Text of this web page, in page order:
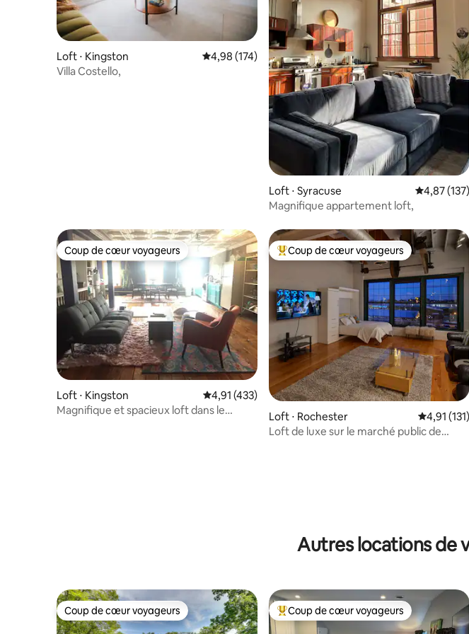
Loft ⋅ Kingston Évaluation moyenne sur la base de 174 commentaires
4,98 (174)
Villa Costello,
Loft ⋅ Syracuse Évaluation
4,87 (137)
Magnifique appartement loft,
Coup de cœur voyageurs
Coup de cœur voyageurs
Loft ⋅ Kingston Évaluation moyenne sur la base de 433 commentaires :
4,91 (433)
Magnifique et spacieux loft dans le
Coups de cœur voyageurs les plus
Coup de cœur voyageurs
Loft ⋅ Rochester
4,91 (131)
Loft de luxe sur le marché public de
Autres locations de
Coup de cœur voyageurs
Coup de cœur voyageurs Coups de cœur voyageurs les plus
Coup de cœur voyageurs